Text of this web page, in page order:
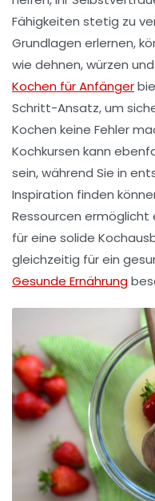
Fähigkeiten stetig zu
Grundlagen erlernen,
wie dehnen, würzen
Kochen für Anfänger
Schritt-Ansatz, um
Kochen keine Fehler
Kochkursen kann
sein, während Sie in
Inspiration finden
Ressourcen ermöglicht
für eine solide
gleichzeitig für ein
Gesunde Ernährung